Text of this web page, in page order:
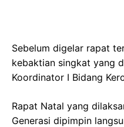
Sebelum digelar rapat
kebaktian singkat yang
Koordinator I Bidang
Rapat Natal yang
Generasi dipimpin